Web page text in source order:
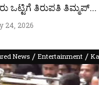
ಒಟ್ಟಿಗೆ ತಿರುಪತಿ ತಿಮ್ಮಪ್...
24, 2026
News / Entertainment /